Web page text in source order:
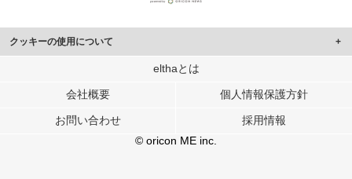
クッキーの使用について
このサイトでは Cookie を使用して、ユーザーに合わせたコンテンツや広告の
行っています。
メディアや広告配信、データ解析の各パートナーに提供しています。
ユーザーが各パートナーのサービスを使用したときに収集した他の情報を組み
elthaとは
会社概要 個人情報保護方針
お問い合わせ
採用情報
© oricon ME inc.